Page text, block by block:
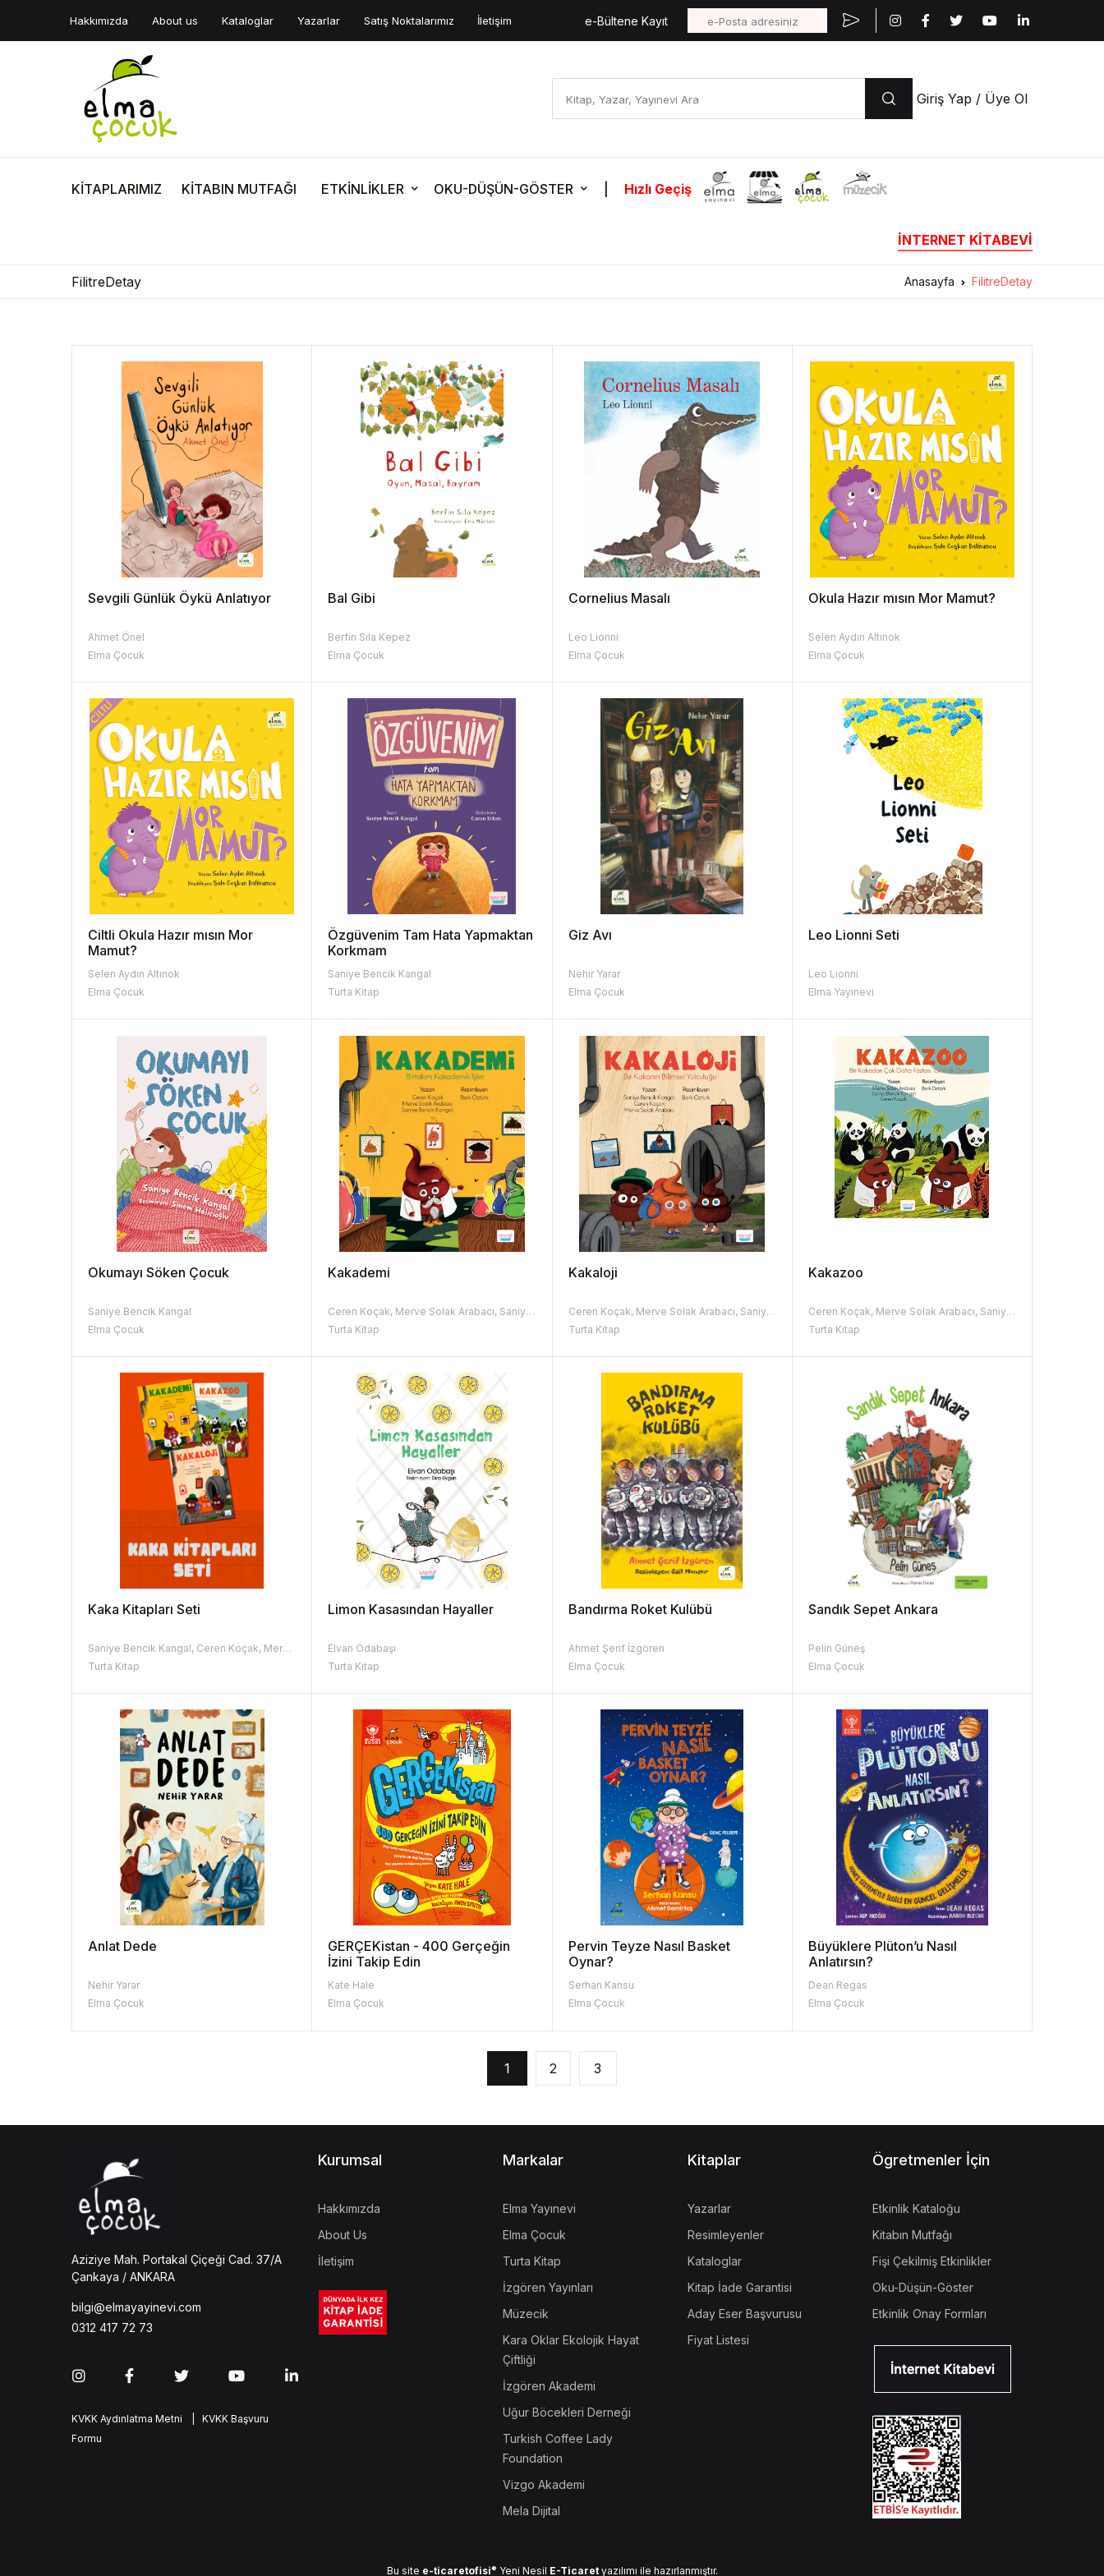
Hakkımızda About us Kataloglar Yazarlar Satış Noktalarımız İletişim e-Bültene Kayıt
Giriş Yap / Üye Ol
KİTAPLARIMIZ KİTABIN MUTFAĞI ETKİNLİKLER OKU-DÜŞÜN-GÖSTER Hızlı Geçiş
İNTERNET KİTABEVİ
FilitreDetay Anasayfa FilitreDetay
Sevgili Günlük Öykü Anlatıyor
Ahmet Önel
Elma Çocuk
Bal Gibi
Berfin Sıla Kepez
Elma Çocuk
Cornelius Masalı
Leo Lionni
Elma Çocuk
Okula Hazır mısın Mor Mamut?
Selen Aydın Altınok
Elma Çocuk
Ciltli Okula Hazır mısın Mor
Mamut?
Selen Aydın Altınok
Elma Çocuk
Özgüvenim Tam Hata Yapmaktan
Korkmam
Saniye Bencik Kangal
Turta Kitap
Giz Avı
Nehir Yarar
Elma Çocuk
Leo Lionni Seti
Leo Lionni
Elma Yayınevi
Okumayı Söken Çocuk
Saniye Bencik Kangal
Elma Çocuk
Kakademi
Ceren Koçak, Merve Solak Arabacı, Saniye Bencik Kangal
Turta Kitap
Kakaloji
Ceren Koçak, Merve Solak Arabacı, Saniye Bencik Kangal
Turta Kitap
Kakazoo
Ceren Koçak, Merve Solak Arabacı, Saniye Bencik Kangal
Turta Kitap
Kaka Kitapları Seti
Saniye Bencik Kangal, Ceren Koçak, Merve Solak Arabacı
Turta Kitap
Limon Kasasından Hayaller
Elvan Odabaşı
Turta Kitap
Bandırma Roket Kulübü
Ahmet Şerif İzgören
Elma Çocuk
Sandık Sepet Ankara
Pelin Güneş
Elma Çocuk
Anlat Dede
Nehir Yarar
Elma Çocuk
GERÇEKistan - 400 Gerçeğin
İzini Takip Edin
Kate Hale
Elma Çocuk
Pervin Teyze Nasıl Basket
Oynar?
Serhan Kansu
Elma Çocuk
Büyüklere Plüton’u Nasıl
Anlatırsın?
Dean Regas
Elma Çocuk
1 2 3
Aziziye Mah. Portakal Çiçeği Cad. 37/A
Çankaya / ANKARA
bilgi@elmayayinevi.com
0312 417 72 73
KVKK Aydınlatma Metni
| KVKK Başvuru
Formu
Kurumsal
Hakkımızda
About Us
İletişim
Markalar
Elma Yayınevi
Elma Çocuk
Turta Kitap
İzgören Yayınları
Müzecik
Kara Oklar Ekolojik Hayat
Çiftliği
İzgören Akademi
Uğur Böcekleri Derneği
Turkish Coffee Lady
Foundation
Vizgo Akademi
Mela Dijital
Kitaplar
Yazarlar
Resimleyenler
Kataloglar
Kitap İade Garantisi
Aday Eser Başvurusu
Fiyat Listesi
Ögretmenler İçin
Etkinlik Kataloğu
Kitabın Mutfağı
Fişi Çekilmiş Etkinlikler
Oku-Düşün-Göster
Etkinlik Onay Formları
Bu site e-ticaretofisi® Yeni Nesil E-Ticaretyazılımı ile hazırlanmıştır.